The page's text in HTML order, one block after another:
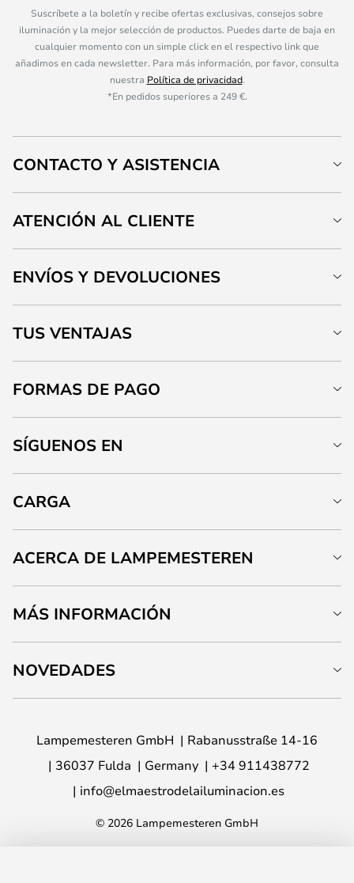
Suscríbete a la boletín y recibe ofertas exclusivas, consejos sobre
iluminación y la mejor selección de productos. Puedes darte de baja en
cualquier momento con un simple click en el respectivo link que
añadimos en cada newsletter. Para más información, por favor, consulta
nuestra Política de privacidad.
*En pedidos superiores a 249 €.
CONTACTO Y ASISTENCIA
ATENCIÓN AL CLIENTE
ENVÍOS Y DEVOLUCIONES
TUS VENTAJAS
FORMAS DE PAGO
SÍGUENOS EN
CARGA
ACERCA DE LAMPEMESTEREN
MÁS INFORMACIÓN
NOVEDADES
Lampemesteren GmbH
Rabanusstraße 14-16
36037 Fulda
Germany
+34 911438772
info@elmaestrodelailuminacion.es
© 2026 Lampemesteren GmbH